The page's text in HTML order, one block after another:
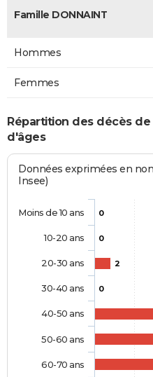
Famille DONNAINT
Hommes
Femmes
Répartition des décès de
d'âges
Données exprimées en
Insee)
0
0
2
0
Moins de 10 ans
10-20 ans
20-30 ans
30-40 ans
40-50 ans
50-60 ans
60-70 ans